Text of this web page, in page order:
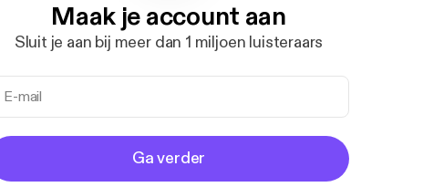
Maak je account aan
Sluit je aan bij meer dan 1 miljoen luisteraars
Ga verder